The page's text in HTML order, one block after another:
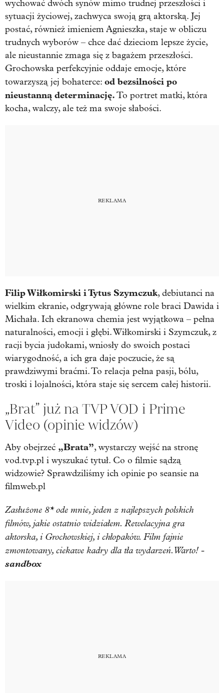
wychować dwóch synów mimo trudnej przeszłości i
sytuacji życiowej, zachwyca swoją grą aktorską. Jej
postać, również imieniem Agnieszka, staje w obliczu
trudnych wyborów – chce dać dzieciom lepsze życie,
ale nieustannie zmaga się z bagażem przeszłości.
Grochowska perfekcyjnie oddaje emocje, które
towarzyszą jej bohaterce: od bezsilności po
nieustanną determinację.To portret matki, która
kocha, walczy, ale też ma swoje słabości.
Filip Wiłkomirski i Tytus Szymczuk, debiutanci na
wielkim ekranie, odgrywają główne role braci Dawida i
Michała. Ich ekranowa chemia jest wyjątkowa – pełna
naturalności, emocji i głębi. Wiłkomirski i Szymczuk, z
racji bycia judokami, wniosły do swoich postaci
wiarygodność, a ich gra daje poczucie, że są
prawdziwymi braćmi. To relacja pełna pasji, bólu,
troski i lojalności, która staje się sercem całej historii.
„Brat” już na TVP VOD i Prime
Video (opinie widzów)
Aby obejrzeć „Brata”, wystarczy wejść na stronę
vod.tvp.pl i wyszukać tytuł. Co o filmie sądzą
widzowie? Sprawdziliśmy ich opinie po seansie na
filmweb.pl
Zasłużone 8* ode mnie, jeden z najlepszych polskich
filmów, jakie ostatnio widziałem. Rewelacyjna gra
aktorska, i Grochowskiej, i chłopaków. Film fajnie
zmontowany, ciekawe kadry dla tła wydarzeń. Warto! -
sandbox